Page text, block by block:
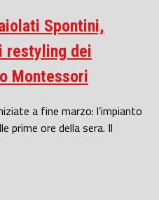
Spontini,
restyling dei
Montessori
a fine marzo: l’impianto
prime ore della sera. Il